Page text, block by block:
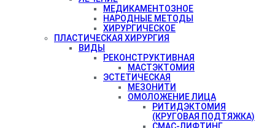
МЕДИКАМЕНТОЗНОЕ
НАРОДНЫЕ МЕТОДЫ
ХИРУРГИЧЕСКОЕ
ПЛАСТИЧЕСКАЯ ХИРУРГИЯ
ВИДЫ
РЕКОНСТРУКТИВНАЯ
МАСТЭКТОМИЯ
ЭСТЕТИЧЕСКАЯ
МЕЗОНИТИ
ОМОЛОЖЕНИЕ ЛИЦА
РИТИДЭКТОМИЯ
(КРУГОВАЯ ПОДТЯЖКА)